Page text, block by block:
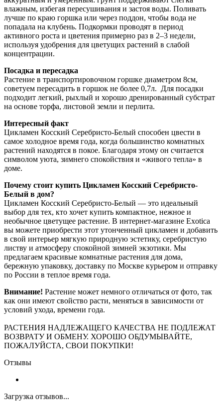
влажным, избегая пересушивания и застоя воды. Поливать
лучше по краю горшка или через поддон, чтобы вода не
попадала на клубень. Подкормки проводят в период
активного роста и цветения примерно раз в 2–3 недели,
используя удобрения для цветущих растений в слабой
концентрации.
Посадка и пересадка
Растение в транспортировочном горшке диаметром 8см,
советуем пересадить в горшок не более 0,7л. Для посадки
подходит легкий, рыхлый и хорошо дренированный субстрат
на основе торфа, листовой земли и перлита.
Интересный факт
Цикламен Косский Серебристо-Белый способен цвести в
самое холодное время года, когда большинство комнатных
растений находятся в покое. Благодаря этому он считается
символом уюта, зимнего спокойствия и «живого тепла» в
доме.
Почему стоит купить Цикламен Косский Серебристо-
Белый в дом?
Цикламен Косский Серебристо-Белый — это идеальный
выбор для тех, кто хочет купить компактное, нежное и
необычное цветущее растение. В интернет-магазине Exotica
вы можете приобрести этот утонченный цикламен и добавить
в свой интерьер мягкую природную эстетику, серебристую
листву и атмосферу спокойной зимней экзотики. Мы
предлагаем красивые комнатные растения для дома,
бережную упаковку, доставку по Москве курьером и отправку
по России в теплое время года.
Внимание! Растение может немного отличаться от фото, так
как они имеют свойство расти, меняться в зависимости от
условий ухода, времени года.
РАСТЕНИЯ НАДЛЕЖАЩЕГО КАЧЕСТВА НЕ ПОДЛЕЖАТ
ВОЗВРАТУ И ОБМЕНУ. ХОРОШО ОБДУМЫВАЙТЕ,
ПОЖАЛУЙСТА, СВОИ ПОКУПКИ!
Отзывы
Загрузка отзывов...